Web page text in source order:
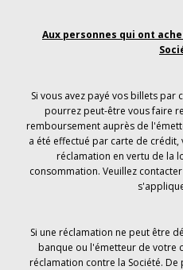
Aux personnes qui ont
Si vous avez payé vos billets
pourrez peut-être vous faire
remboursement auprès de
a été effectué par carte de
réclamation en vertu de la
consommation. Veuillez
Si une réclamation ne peut être
banque ou l'émetteur de votre
réclamation contre la Société.